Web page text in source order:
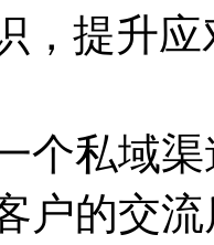
，提升
私域渠
的交流质